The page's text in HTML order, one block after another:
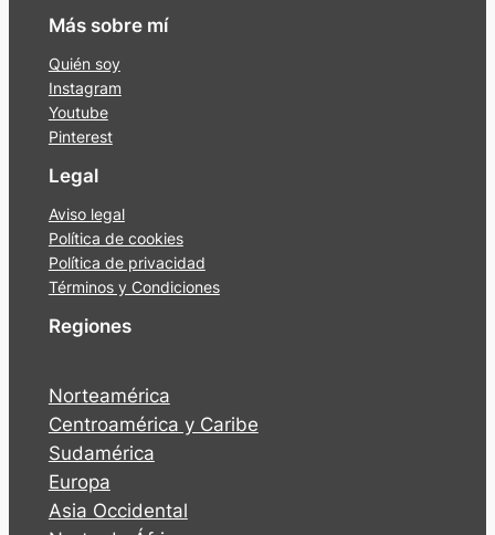
Más sobre mí
Quién soy
Instagram
Youtube
Pinterest
Legal
Aviso legal
Política de cookies
Política de privacidad
Términos y Condiciones
Regiones
Norteamérica
Centroamérica y Caribe
Sudamérica
Europa
Asia Occidental